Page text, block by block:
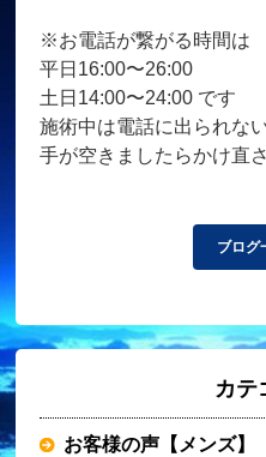
※お電話が繋がる時間は
平日16:00〜26:00
土日14:00〜24:00 です
施術中は電話に出られな
手が空きましたらかけ直
ブログ
カテ
お客様の声【メンズ】